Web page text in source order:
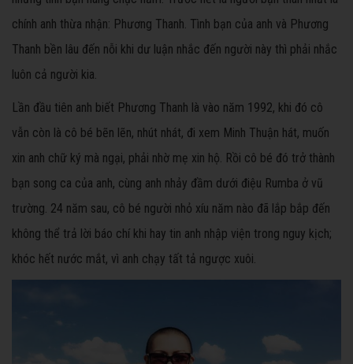
chính anh thừa nhận: Phương Thanh. Tình bạn của anh và Phương
Thanh bền lâu đến nỗi khi dư luận nhắc đến người này thì phải nhắc
luôn cả người kia.
Lần đầu tiên anh biết Phương Thanh là vào năm 1992, khi đó cô
vẫn còn là cô bé bẽn lẽn, nhút nhát, đi xem Minh Thuận hát, muốn
xin anh chữ ký mà ngại, phải nhờ mẹ xin hộ. Rồi cô bé đó trở thành
bạn song ca của anh, cùng anh nhảy đầm dưới điệu Rumba ở vũ
trường. 24 năm sau, cô bé người nhỏ xíu năm nào đã lắp bắp đến
không thể trả lời báo chí khi hay tin anh nhập viện trong nguy kịch;
khóc hết nước mắt, vì anh chạy tất tả ngược xuôi.